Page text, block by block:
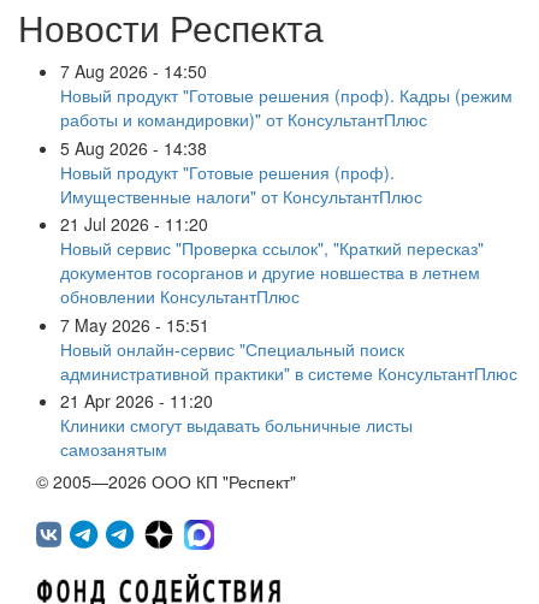
Новости Респекта
7 Aug 2026 - 14:50
Новый продукт "Готовые решения (проф). Кадры (режим
работы и командировки)" от КонсультантПлюс
5 Aug 2026 - 14:38
Новый продукт "Готовые решения (проф).
Имущественные налоги" от КонсультантПлюс
21 Jul 2026 - 11:20
Новый сервис "Проверка ссылок", "Краткий пересказ"
документов госорганов и другие новшества в летнем
обновлении КонсультантПлюс
7 May 2026 - 15:51
Новый онлайн-сервис "Специальный поиск
административной практики" в системе КонсультантПлюс
21 Apr 2026 - 11:20
Клиники смогут выдавать больничные листы
самозанятым
© 2005—2026 ООО КП "Респект"